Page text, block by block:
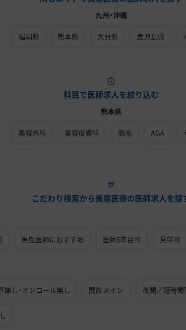
九州・沖縄
福岡県 熊本県 大分県 鹿児島県
科目で医師求人を絞り込む
熊本県
美容外科 美容皮膚科 脱毛 AGA
こだわり検索から美容医療の医師求人を探
男性医師におすすめ 医師3年目可 見学可
無し・オンコール無し 問診メイン 夜間／短時間